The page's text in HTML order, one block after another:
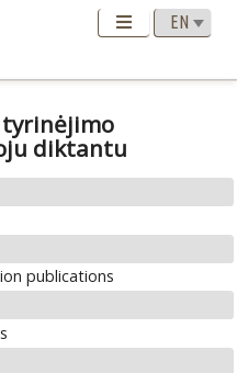
tyrinėjimo
diktantu
publications